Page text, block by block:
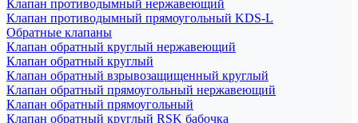
Клапан противодымный нержавеющий
Клапан противодымный прямоугольный KDS-L
Обратные клапаны
Клапан обратный круглый нержавеющий
Клапан обратный круглый
Клапан обратный взрывозащищенный круглый
Клапан обратный прямоугольный нержавеющий
Клапан обратный прямоугольный
Клапан обратный круглый RSK бабочка